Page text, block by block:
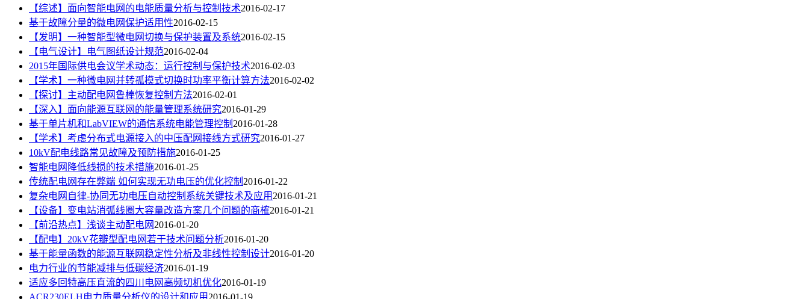
【综述】面向智能电网的电能质量分析与控制技术2016-02-17
基于故障分量的微电网保护适用性2016-02-15
【发明】一种智能型微电网切换与保护装置及系统2016-02-15
【电气设计】电气图纸设计规范2016-02-04
2015年国际供电会议学术动态：运行控制与保护技术2016-02-03
【学术】一种微电网并转孤模式切换时功率平衡计算方法2016-02-02
【探讨】主动配电网鲁棒恢复控制方法2016-02-01
【深入】面向能源互联网的能量管理系统研究2016-01-29
基于单片机和LabVIEW的通信系统电能管理控制 2016-01-28
【学术】考虑分布式电源接入的中压配网接线方式研究2016-01-27
10kV配电线路常见故障及预防措施2016-01-25
智能电网降低线损的技术措施2016-01-25
传统配电网存在弊端 如何实现无功电压的优化控制 2016-01-22
复杂电网自律-协同无功电压自动控制系统关键技术及应用 2016-01-21
【设备】变电站消弧线圈大容量改造方案几个问题的商榷2016-01-21
【前沿热点】浅谈主动配电网 2016-01-20
【配电】20kV花瓣型配电网若干技术问题分析2016-01-20
基于能量函数的能源互联网稳定性分析及非线性控制设计2016-01-20
电力行业的节能减排与低碳经济2016-01-19
适应多回特高压直流的四川电网高频切机优化2016-01-19
ACR230ELH电力质量分析仪的设计和应用 2016-01-19